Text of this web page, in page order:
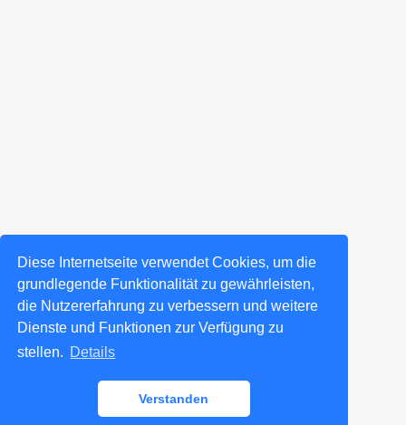
Diese Internetseite verwendet Cookies, um die
grundlegende Funktionalität zu gewährleisten,
die Nutzererfahrung zu verbessern und weitere
Dienste und Funktionen zur Verfügung zu
stellen. Details
Verstanden